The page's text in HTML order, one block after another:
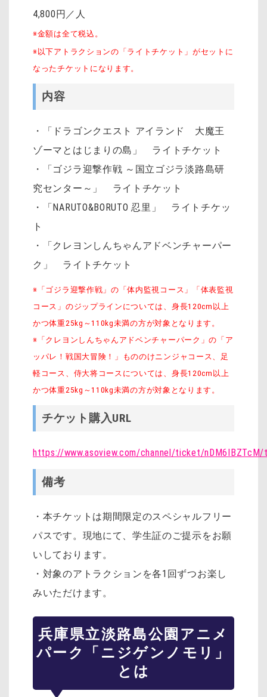
4,800円／人
※金額は全て税込。
※以下アトラクションの「ライトチケット」がセットに
なったチケットになります。
内容
・「ドラゴンクエスト アイランド 大魔王
ゾーマとはじまりの島」 ライトチケット
・「ゴジラ迎撃作戦 ～国立ゴジラ淡路島研
究センター～」 ライトチケット
・「NARUTO&BORUTO 忍里」 ライトチケッ
ト
・「クレヨンしんちゃんアドベンチャーパー
ク」 ライトチケット
※「ゴジラ迎撃作戦」の「体内監視コース」「体表監視
コース」のジップラインについては、身長120cm以上
かつ体重25kg～110kg未満の方が対象となります。
※「クレヨンしんちゃんアドベンチャーパーク」の「ア
ッパレ！戦国大冒険！」もののけニンジャコース、足
軽コース、侍大将コースについては、身長120cm以上
かつ体重25kg～110kg未満の方が対象となります。
チケット購入URL
https://www.asoview.com/channel/ticket/
備考
・本チケットは期間限定のスペシャルフリー
パスです。現地にて、学生証のご提示をお願
いしております。
・対象のアトラクションを各1回ずつお楽し
みいただけます。
兵庫県立淡路島公園アニメ
パーク「ニジゲンノモリ」
とは